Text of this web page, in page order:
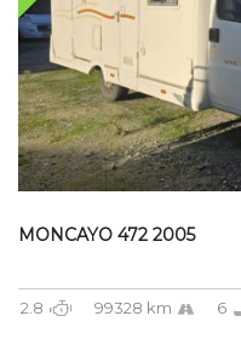
MONCAYO 472 2005
2.8 99328 km 6